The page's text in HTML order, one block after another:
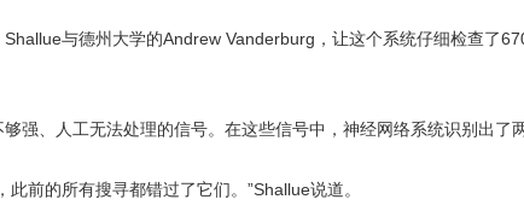
与德州大学的Andrew Vanderburg，让这个系统仔细检查了
、人工无法处理的信号。在这些信号中，神经网络系统识别出了
前的所有搜寻都错过了它们。”Shallue说道。